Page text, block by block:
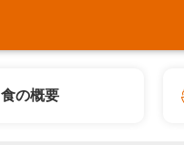
食の概要